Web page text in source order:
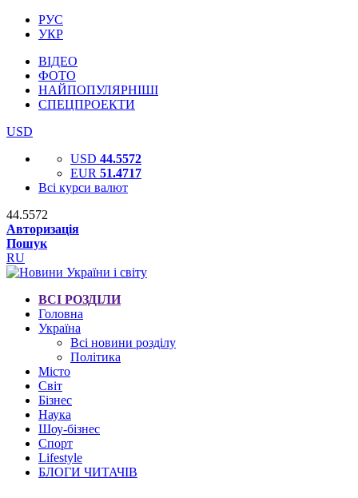
РУС
УКР
ВІДЕО
ФОТО
НАЙПОПУЛЯРНІШІ
СПЕЦПРОЕКТИ
USD
USD 44.5572
EUR 51.4717
Всі курси валют
44.5572
Авторизація
Пошук
RU
ВСІ РОЗДІЛИ
Головна
Україна
Всі новини розділу
Політика
Місто
Світ
Бізнес
Наука
Шоу-бізнес
Спорт
Lifestyle
БЛОГИ ЧИТАЧІВ